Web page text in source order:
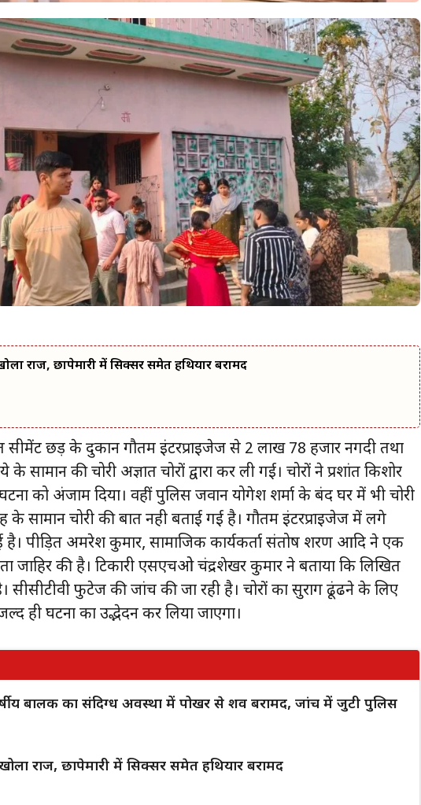
राज, छापेमारी में सिक्सर समेत हथियार बरामद
सीमेंट छड़ के दुकान गौतम इंटरप्राइजेज से 2 लाख 78 हजार नगदी तथा
की चोरी अज्ञात चोरों द्वारा कर ली गई। चोरों ने प्रशांत किशोर
को अंजाम दिया। वहीं पुलिस जवान योगेश शर्मा के बंद घर में भी चोरी
के सामान चोरी की बात नही बताई गई है। गौतम इंटरप्राइजेज में लगे
है। पीड़ित अमरेश कुमार, सामाजिक कार्यकर्ता संतोष शरण आदि ने एक
जाहिर की है। टिकारी एसएचओ चंद्रशेखर कुमार ने बताया कि लिखित
सीसीटीवी फुटेज की जांच की जा रही है। चोरों का सुराग ढूंढने के लिए
ही घटना का उद्भेदन कर लिया जाएगा।
बालक का संदिग्ध अवस्था में पोखर से शव बरामद, जांच में जुटी पुलिस
राज, छापेमारी में सिक्सर समेत हथियार बरामद